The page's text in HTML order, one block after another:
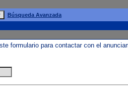
Búsqueda Avanzada
formulario para contactar con el